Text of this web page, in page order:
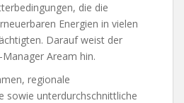
die die
Energien in vielen
Darauf weist der
Aream hin.
regionale
sowie unterdurchschnittliche